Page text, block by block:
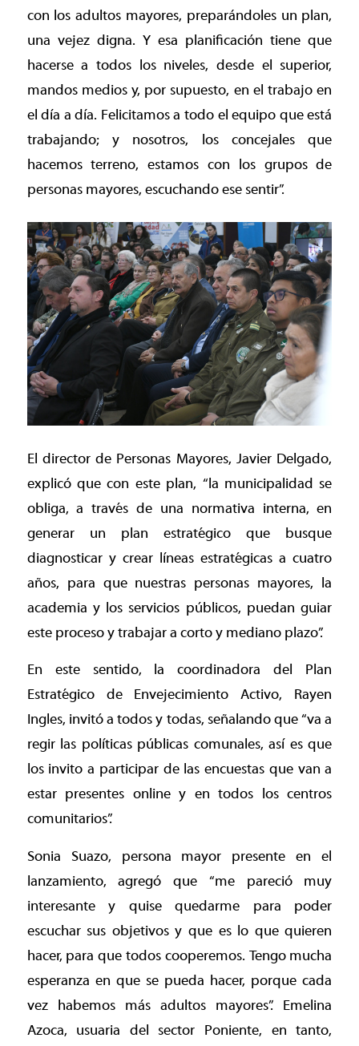
con los adultos mayores, preparándoles un plan,
una vejez digna. Y esa planificación tiene que
hacerse a todos los niveles, desde el superior,
mandos medios y, por supuesto, en el trabajo en
el día a día. Felicitamos a todo el equipo que está
trabajando; y nosotros, los concejales que
hacemos terreno, estamos con los grupos de
personas mayores, escuchando ese sentir”.
El director de Personas Mayores, Javier Delgado,
explicó que con este plan, “la municipalidad se
obliga, a través de una normativa interna, en
generar un plan estratégico que busque
diagnosticar y crear líneas estratégicas a cuatro
años, para que nuestras personas mayores, la
academia y los servicios públicos, puedan guiar
este proceso y trabajar a corto y mediano plazo”.
En este sentido, la coordinadora del Plan
Estratégico de Envejecimiento Activo, Rayen
Ingles, invitó a todos y todas, señalando que “va a
regir las políticas públicas comunales, así es que
los invito a participar de las encuestas que van a
estar presentes online y en todos los centros
comunitarios”.
Sonia Suazo, persona mayor presente en el
lanzamiento, agregó que “me pareció muy
interesante y quise quedarme para poder
escuchar sus objetivos y que es lo que quieren
hacer, para que todos cooperemos. Tengo mucha
esperanza en que se pueda hacer, porque cada
vez habemos más adultos mayores”. Emelina
Azoca, usuaria del sector Poniente, en tanto,